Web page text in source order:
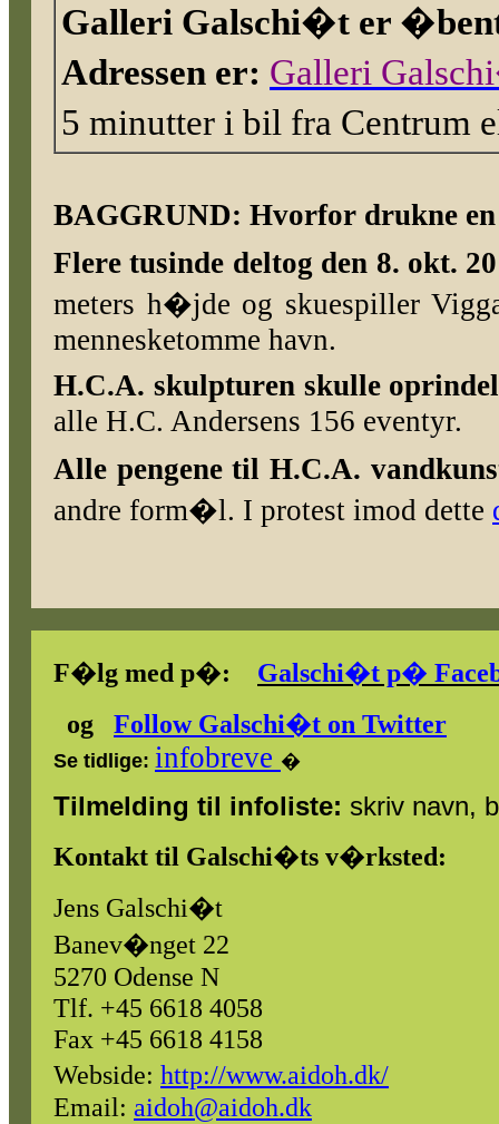
Galleri Galschi�t er
Adressen er: Galleri
5 minutter i bil fra Centrum
BAGGRUND: Hvorfor drukne
Flere tusinde deltog den 8. okt.
meters h�jde og skuespiller
mennesketomme havn.
H.C.A. skulpturen skulle
alle H.C. Andersens 156 eventyr.
Alle pengene til H.C.A.
andre form�l. I protest imod dette
F�lg med p�: Galschi�t p�
og FollowGalschi�t on Twitter
Se tidlige: infobreve �
Tilmelding til infoliste: skriv navn,
Kontakt til Galschi�ts v�rksted:
Jens Galschi�t
Banev�nget 22
5270 Odense N
Tlf. +45 6618 4058
Fax +45 6618 4158
Webside: http://www.aidoh.dk/
Email: aidoh@aidoh.dk